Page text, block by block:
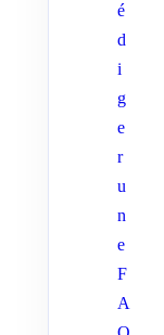
é
d
i
g
e
r
u
n
e
F
A